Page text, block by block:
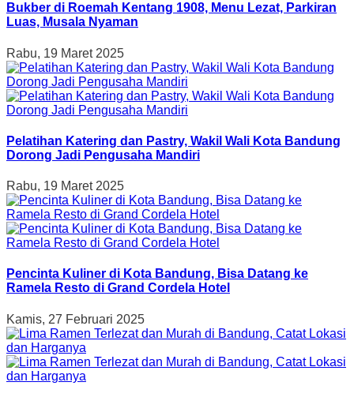
Bukber di Roemah Kentang 1908, Menu Lezat, Parkiran
Luas, Musala Nyaman
Rabu, 19 Maret 2025
Pelatihan Katering dan Pastry, Wakil Wali Kota Bandung
Dorong Jadi Pengusaha Mandiri
Rabu, 19 Maret 2025
Pencinta Kuliner di Kota Bandung, Bisa Datang ke
Ramela Resto di Grand Cordela Hotel
Kamis, 27 Februari 2025